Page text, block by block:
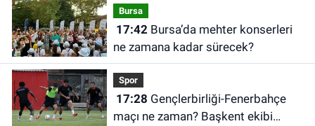
Bursa
17:42Bursa’da mehter konserleri
ne zamana kadar sürecek?
Spor
17:28
maçı ne zaman? Başkent ekibi